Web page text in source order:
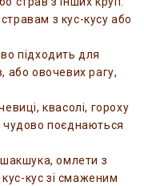
з кус-кусу або
підходить для
або овочевих рагу,
квасолі, гороху
поєднаються
омлети з
кус зі смаженим